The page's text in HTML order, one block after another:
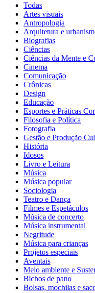
Todas
Artes visuais
Antropologia
Arquitetura e
Biografias
Ciências
Ciências da Mente e
Cinema
Comunicação
Crônicas
Design
Educação
Esportes e Práticas
Filosofia e Política
Fotografia
Gestão e Produção
História
Idosos
Livro e Leitura
Música
Música popular
Sociologia
Teatro e Dança
Filmes e Espetáculos
Música de concerto
Música instrumental
Negritude
Música para crianças
Projetos especiais
Aventais
Meio ambiente e
Bichos de pano
Bolsas, mochilas e